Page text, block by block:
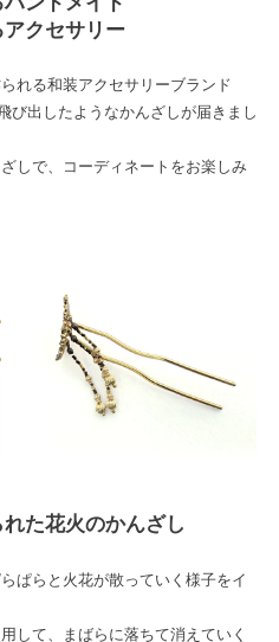
クセサリー
れる和装アクセサリーブランド
び出したようなかんざしが届きまし
しで、コーディネートをお楽しみ
た花火のかんざし
ぱらと火花が散っていく様子をイ
して、まばらに落ちて消えていく